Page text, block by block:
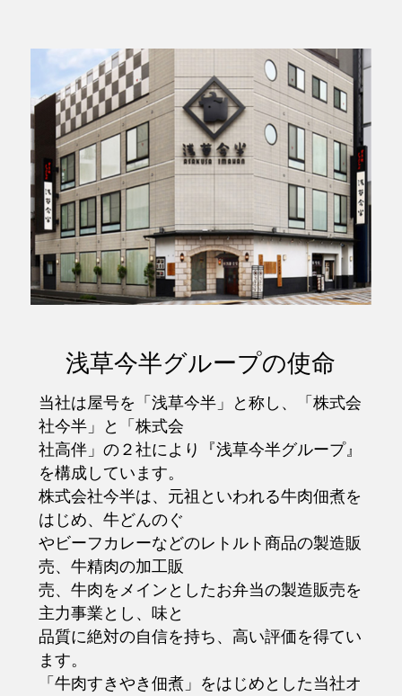
浅草今半グループの使命
当社は屋号を「浅草今半」と称し、「株式会
社今半」と「株式会
社高伴」の２社により『浅草今半グループ』
を構成しています。
株式会社今半は、元祖といわれる牛肉佃煮を
はじめ、牛どんのぐ
やビーフカレーなどのレトルト商品の製造販
売、牛精肉の加工販
売、牛肉をメインとしたお弁当の製造販売を
主力事業とし、味と
品質に絶対の自信を持ち、高い評価を得てい
ます。
「牛肉すきやき佃煮」をはじめとした当社オ